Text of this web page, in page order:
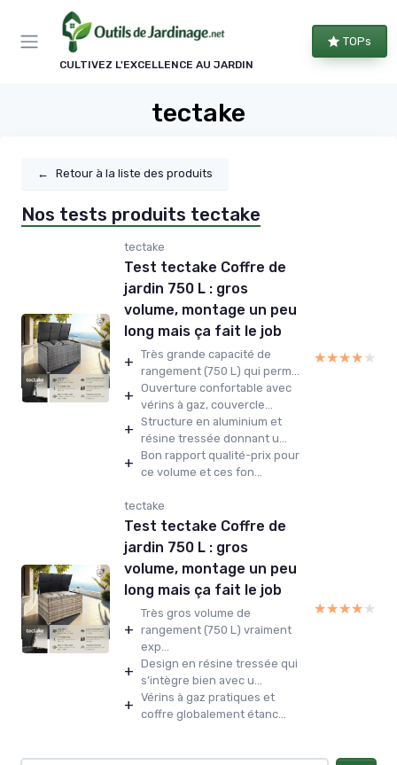
CULTIVEZ L'EXCELLENCE AU JARDIN
TOPs
tectake
← Retour à la liste des produits
Nos tests produits tectake
tectake
Test tectake Coffre de
jardin 750 L : gros
volume, montage un peu
long mais ça fait le job
+ Très grande capacité de
rangement (750 L) qui perm...
+ Ouverture confortable avec
vérins à gaz, couvercle...
+ Structure en aluminium et
résine tressée donnant u...
+ Bon rapport qualité-prix pour
ce volume et ces fon...
★★★★★
★★★★★
tectake
Test tectake Coffre de
jardin 750 L : gros
volume, montage un peu
long mais ça fait le job
+
Très gros volume de
rangement (750 L) vraiment
exp...
+ Design en résine tressée qui
s’intègre bien avec u...
+ Vérins à gaz pratiques et
coffre globalement étanc...
★★★★★
★★★★★
Panneau de gestion des cookies